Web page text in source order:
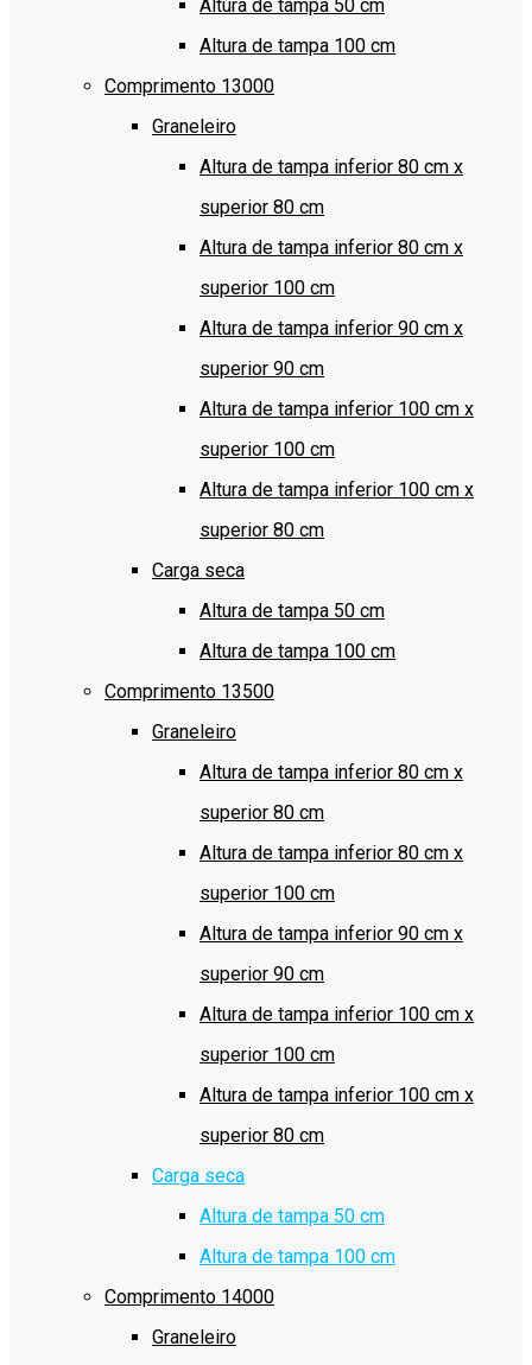
Altura de tampa 50 cm
Altura de tampa 100 cm
Comprimento 13000
Graneleiro
Altura de tampa inferior 80 cm x
superior 80 cm
Altura de tampa inferior 80 cm x
superior 100 cm
Altura de tampa inferior 90 cm x
superior 90 cm
Altura de tampa inferior 100 cm x
superior 100 cm
Altura de tampa inferior 100 cm x
superior 80 cm
Carga seca
Altura de tampa 50 cm
Altura de tampa 100 cm
Comprimento 13500
Graneleiro
Altura de tampa inferior 80 cm x
superior 80 cm
Altura de tampa inferior 80 cm x
superior 100 cm
Altura de tampa inferior 90 cm x
superior 90 cm
Altura de tampa inferior 100 cm x
superior 100 cm
Altura de tampa inferior 100 cm x
superior 80 cm
Carga seca
Altura de tampa 50 cm
Altura de tampa 100 cm
Comprimento 14000
Graneleiro